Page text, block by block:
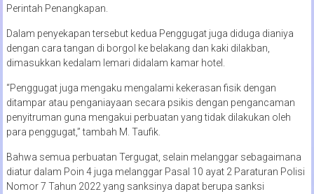
Perintah Penangkapan.
Dalam penyekapan tersebut kedua Penggugat juga diduga dianiya
dengan cara tangan di borgol ke belakang dan kaki dilakban,
dimasukkan kedalam lemari didalam kamar hotel.
“Penggugat juga mengaku mengalami kekerasan fisik dengan
ditampar atau penganiayaan secara psikis dengan pengancaman
penyitruman guna mengakui perbuatan yang tidak dilakukan oleh
para penggugat,” tambah M. Taufik.
Bahwa semua perbuatan Tergugat, selain melanggar sebagaimana
diatur dalam Poin 4 juga melanggar Pasal 10 ayat 2 Paraturan Polisi
Nomor 7 Tahun 2022 yang sanksinya dapat berupa sanksi